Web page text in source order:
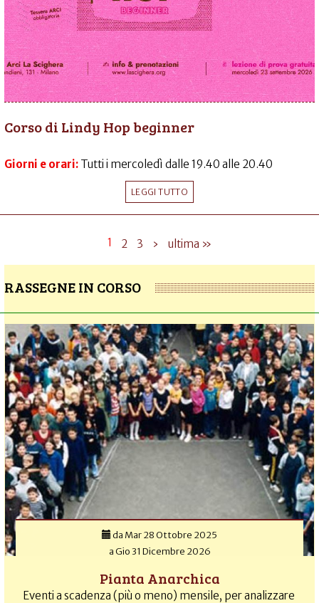
Corso di Lindy Hop beginner
Giorni e orari: Tutti i mercoledì dalle 19.40 alle 20.40
LEGGI TUTTO
1 2 3 › ultima »
RASSEGNE IN CORSO
da Mar 28 Ottobre 2025
aGio 31 Dicembre 2026
Pianta Anarchica
Eventi a scadenza (più o meno) mensile, per analizzare